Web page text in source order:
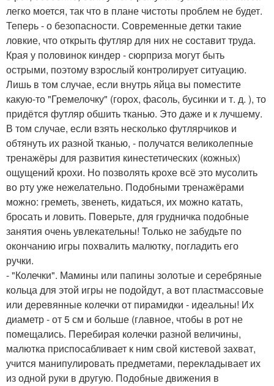
легко моется, так что в плане чистоты проблем не будет.
Теперь - о безопасности. Современные детки такие
ловкие, что открыть футляр для них не составит труда.
Края у половинок киндер - сюрприза могут быть
острыми, поэтому взрослый контролирует ситуацию.
Лишь в том случае, если внутрь яйца вы поместите
какую-то "Гремелочку" (горох, фасоль, бусинки и т. д. ), то
придётся футляр обшить тканью. Это даже и к лучшему.
В том случае, если взять несколько футлярчиков и
обтянуть их разной тканью, - получатся великолепные
тренажёры для развития кинестетических (кожных)
ощущений крохи. Но позволять крохе всё это мусолить
во рту уже нежелательно. Подобными тренажёрами
можно: греметь, звенеть, кидаться, их можно катать,
бросать и ловить. Поверьте, для грудничка подобные
занятия очень увлекательны! Только не забудьте по
окончанию игры похвалить малютку, погладить его
ручки.
- "Колечки". Мамины или папины золотые и серебряные
кольца для этой игры не подойдут, а вот пластмассовые
или деревянные колечки от пирамидки - идеальны! Их
диаметр - от 5 см и больше (главное, чтобы в рот не
помещались. Перебирая колечки разной величины,
малютка приспосабливает к ним свой кистевой захват,
учится манипулировать предметами, перекладывает их
из одной руки в другую. Подобные движения в